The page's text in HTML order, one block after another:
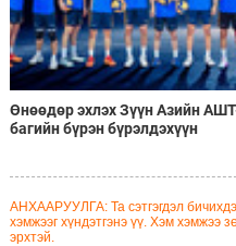
Өнөөдөр эхлэх Зүүн Азийн
багийн бүрэн бүрэлдэхүүн
АНХААРУУЛГА: Та сэтгэгдэл
хэмжээг хүндэтгэнэ үү. Хэм хэмжээ
эрхтэй.